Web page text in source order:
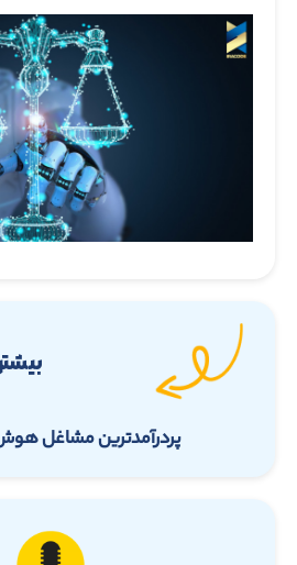
پردرآمدترین مشاغل